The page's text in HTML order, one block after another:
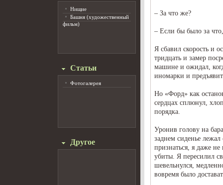
Нищие
Башня (художественный
фильм)
Статьи
Фотогалерея
Другое
– За что же?
– Если бы было за
Я сбавил скорость и
тридцать и замер
машине и ожидал,
иномарки и
Но «Форд» как
сердцах сплюнул,
порядка.
Уронив голову на
заднем сиденье
признаться, я даже
убиты. Я пересилил
шевельнулся,
вовремя было